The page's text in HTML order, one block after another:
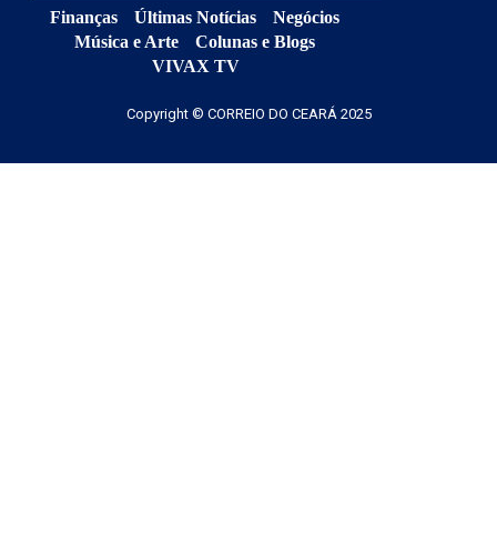
Finanças Últimas Notícias
Negócios
Música e Arte
Colunas e Blogs
VIVAX TV
Copyright © CORREIO DO CEARÁ 2025